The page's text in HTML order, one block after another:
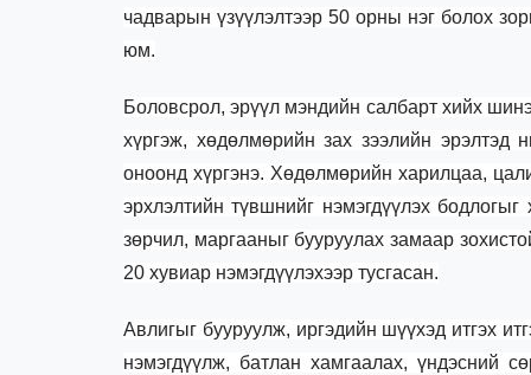
чадварын үзүүлэлтээр 50 орны нэг болох
юм.
Боловсрол, эрүүл мэндийн салбарт хийх
хүргэж, хөдөлмөрийн зах зээлийн эрэлтэд
оноонд хүргэнэ. Хөдөлмөрийн харилцаа,
эрхлэлтийн түвшнийг нэмэгдүүлэх
зөрчил, маргааныг бууруулах замаар
20 хувиар нэмэгдүүлэхээр тусгасан.
Авлигыг бууруулж, иргэдийн шүүхэд итгэх
нэмэгдүүлж, батлан хамгаалах, үндэсний